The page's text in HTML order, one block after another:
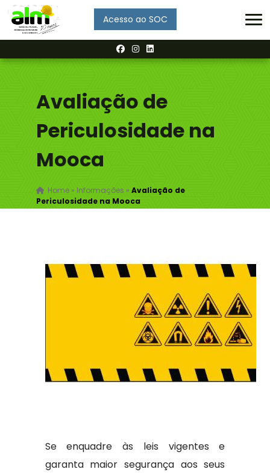
Acesso ao SOC
Avaliação de
Periculosidade na
Mooca
Home» Informações » Avaliação de
Periculosidade na Mooca
Se enquadre às leis vigentes e
garanta maior segurança aos seus
Enviar